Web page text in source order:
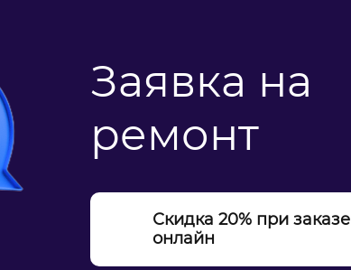
Заявка на
ремонт
Скидка 20% при заказе
онлайн